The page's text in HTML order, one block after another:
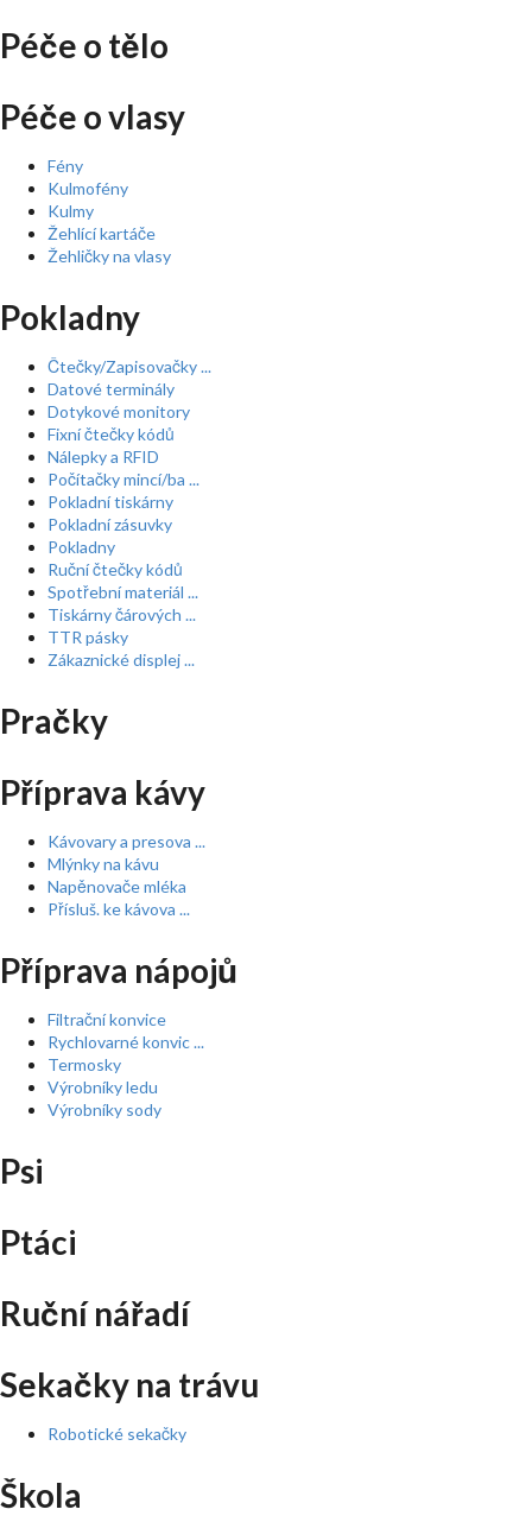
Péče o tělo
Péče o vlasy
Fény
Kulmofény
Kulmy
Žehlící kartáče
Žehličky na vlasy
Pokladny
Čtečky/Zapisovačky ...
Datové terminály
Dotykové monitory
Fixní čtečky kódů
Nálepky a RFID
Počítačky mincí/ba ...
Pokladní tiskárny
Pokladní zásuvky
Pokladny
Ruční čtečky kódů
Spotřební materiál ...
Tiskárny čárových ...
TTR pásky
Zákaznické displej ...
Pračky
Příprava kávy
Kávovary a presova ...
Mlýnky na kávu
Napěnovače mléka
Přísluš. ke kávova ...
Příprava nápojů
Filtrační konvice
Rychlovarné konvic ...
Termosky
Výrobníky ledu
Výrobníky sody
Psi
Ptáci
Ruční nářadí
Sekačky na trávu
Robotické sekačky
Škola